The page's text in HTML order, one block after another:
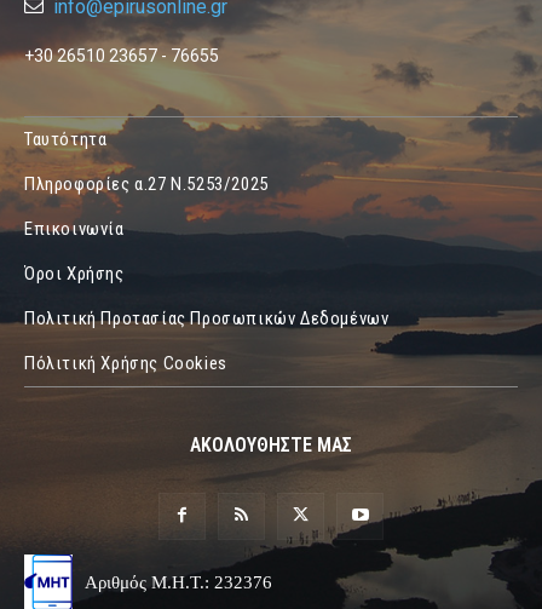
info@epirusonline.gr
+30 26510 23657 - 76655
Ταυτότητα
Πληροφορίες α.27 Ν.5253/2025
Επικοινωνία
Όροι Χρήσης
Πολιτική Προτασίας Προσωπικών Δεδομένων
Πόλιτική Χρήσης Cookies
ΑΚΟΛΟΥΘΗΣΤΕ ΜΑΣ
Αριθμός Μ.Η.Τ.: 232376